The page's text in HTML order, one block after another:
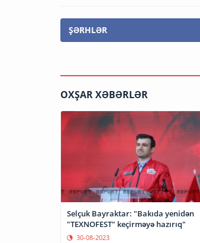
ŞƏRHLƏR
OXŞAR XƏBƏRLƏR
Selçuk Bayraktar: "Bakıda yenidən
"TEXNOFEST" keçirməyə hazırıq"
30-08-2023